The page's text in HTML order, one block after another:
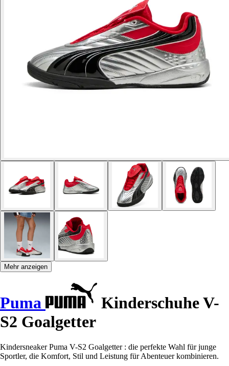
Mehr anzeigen
Puma
Kinderschuhe V-
S2 Goalgetter
Kindersneaker Puma V-S2 Goalgetter : die perfekte Wahl für junge
Sportler, die Komfort, Stil und Leistung für Abenteuer kombinieren.